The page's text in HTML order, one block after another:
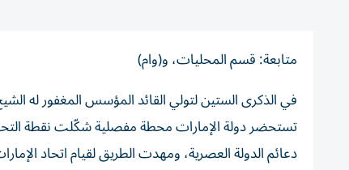
متابعة: قسم المحليات، و(وام)
في الذكرى الستين لتولي القائد المؤسس المغفور له
تستحضر دولة الإمارات محطة مفصلية شكّلت نقطة
دعائم الدولة العصرية، ومهدت الطريق لقيام اتحاد